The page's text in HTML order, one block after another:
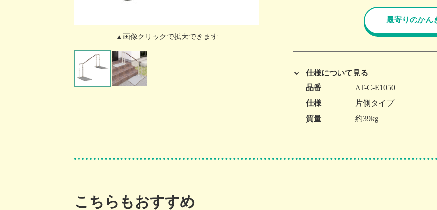
▲画像クリックで拡大できます
最寄りのかん
仕様について見る
品番
AT-C-E1050
仕様
片側タイプ
質量
約39kg
こちらもおすすめ